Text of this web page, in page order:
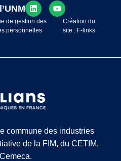
de gestion des
personnelles
Création du
site : F-links
commune des industries
de la FIM, du CETIM,